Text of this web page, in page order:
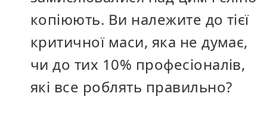
копіюють. Ви належите до тієї
критичної маси, яка не думає,
чи до тих 10% професіоналів,
які все роблять правильно?